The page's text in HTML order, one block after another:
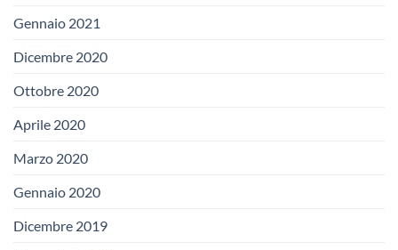
Gennaio 2021
Dicembre 2020
Ottobre 2020
Aprile 2020
Marzo 2020
Gennaio 2020
Dicembre 2019